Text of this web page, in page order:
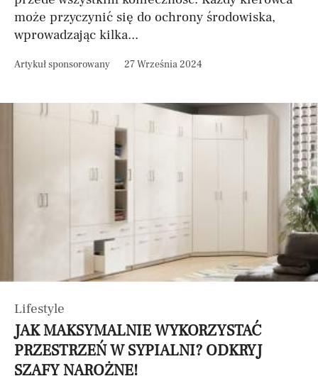
może przyczynić się do ochrony środowiska,
wprowadzając kilka...
Artykuł sponsorowany 27 Września 2024
Lifestyle
JAK MAKSYMALNIE WYKORZYSTAĆ
PRZESTRZEŃ W SYPIALNI? ODKRYJ
SZAFY NAROŻNE!